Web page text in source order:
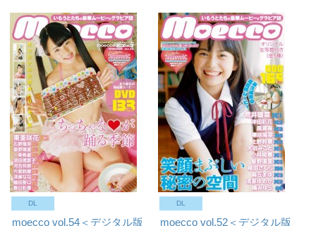
DL
moecco vol.54＜デジタル版
DL
moecco vol.52＜デジタル版